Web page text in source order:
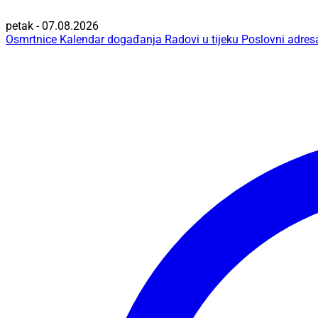
petak - 07.08.2026
Osmrtnice Kalendar događanja Radovi u tijeku Poslovni